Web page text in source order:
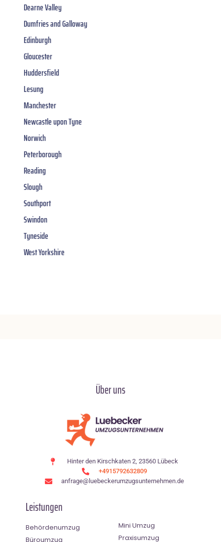
Dearne Valley
Dumfries and Galloway
Edinburgh
Gloucester
Huddersfield
Lesung
Manchester
Newcastle upon Tyne
Norwich
Peterborough
Reading
Slough
Southport
Swindon
Tyneside
West Yorkshire
Über uns
Hinter den Kirschkaten 2, 23560 Lübeck
+4915792632809
anfrage@luebeckerumzugsunternehmen.de
Leistungen
Behördenumzug
Büroumzug
Mini Umzug
Praxisumzug